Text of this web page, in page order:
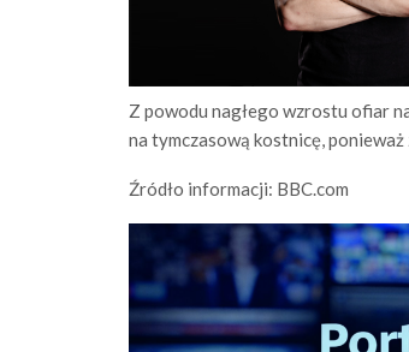
Z powodu nagłego wzrostu ofiar
na tymczasową kostnicę, ponieważ
Źródło informacji: BBC.com